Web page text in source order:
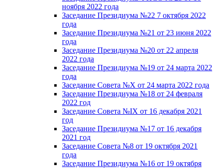
ноября 2022 года
Заседание Президиума №22 7 октября 2022
года
Заседание Президиума №21 от 23 июня 2022
года
Заседание Президиума №20 от 22 апреля
2022 года
Заседание Президиума №19 от 24 марта 2022
года
Заседание Совета №X от 24 марта 2022 года
Заседание Президиума №18 от 24 февраля
2022 год
Заседание Совета №IX от 16 декабря 2021
год
Заседание Президиума №17 от 16 декабря
2021 год
Заседание Совета №8 от 19 октября 2021
года
Заседание Президиума №16 от 19 октября